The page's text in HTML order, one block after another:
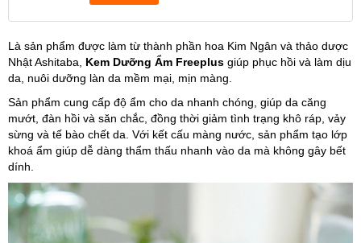
Là sản phẩm được làm từ thành phần hoa Kim Ngân và thảo dược
Nhật Ashitaba, Kem Dưỡng Ẩm Freeplus giúp phục hồi và làm dịu
da, nuôi dưỡng làn da mềm mại, mịn màng.
Sản phẩm cung cấp độ ẩm cho da nhanh chóng, giúp da căng
mướt, đàn hồi và săn chắc, đồng thời giảm tình trạng khô ráp, vảy
sừng và tế bào chết da. Với kết cấu màng nước, sản phẩm tạo lớp
khoá ẩm giúp dễ dàng thẩm thấu nhanh vào da mà không gây bết
dính.